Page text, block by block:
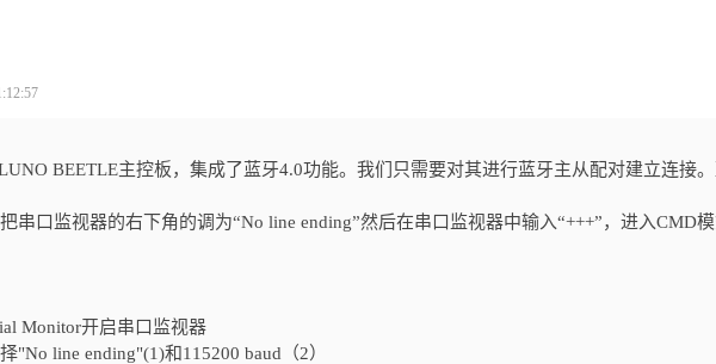
BEETLE主控板，集成了蓝牙4.0功能。我们只需要对其进行蓝牙主从配对建立连接
串口监视器的右下角的调为“No line ending”然后在串口监视器中输入“+++”，进入CMD
Monitor开启串口监视器
"No line ending"(1)和115200 baud（2）